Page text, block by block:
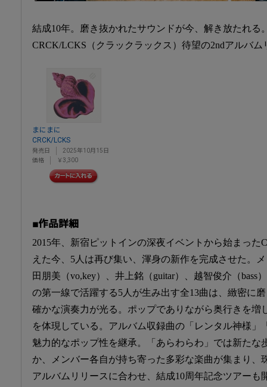
結成10年。磨き抜かれたサウンドが今、解き放たれる
CRCK/LCKS（クラックラックス）待望の2ndアルバム
まにまに
CRCK/LCKS
発売日
2025年10月15日
価格
￥3,300
■作品詳細
2015年、新宿ピットインの深夜イベントから始まった
えた今、5人は再び集い、渾身の新作を完成させた。
田朋美（vo,key）、井上銘（guitar）、越智俊介（bass
の第一線で活躍する5人が生み出す全13曲は、緻密に
確かな演奏力が光る。ポップでありながら奥行きを増
を体現している。アルバム収録曲の「レンタル神様」
魅力的なポップ性を継承。「あらわらわ」では新たな
か、メンバー各自が持ち寄った多彩な楽曲が集まり、
アルバムリリースに合わせ、結成10周年記念ツアーも